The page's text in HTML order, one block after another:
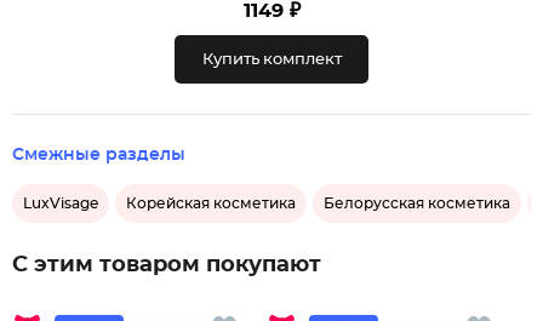
1149 ₽
Купить комплект
Смежные разделы
LuxVisage Корейская косметика Белорусская косметика
С этим товаром покупают